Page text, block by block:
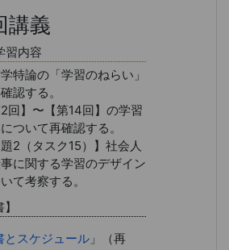
講義
習内容
特論の「学習のねらい」
認する。
2回】〜【第14回】の学習
ついて再確認する。
題2（タスク15）】社会人
に関する学習のデザイン
て考察する。
とスケジュール 」（再